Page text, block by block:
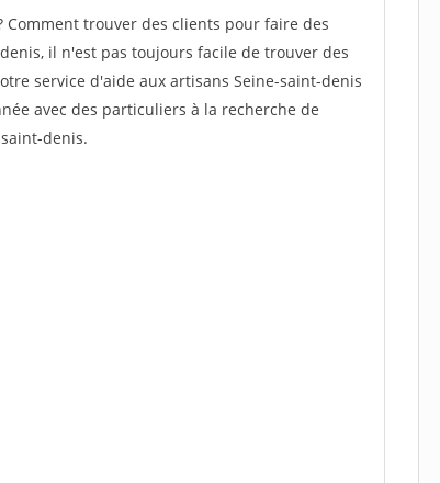
trouver des clients pour faire des
il n'est pas toujours facile de trouver des
service d'aide aux artisans Seine-saint-denis
avec des particuliers à la recherche de
denis.